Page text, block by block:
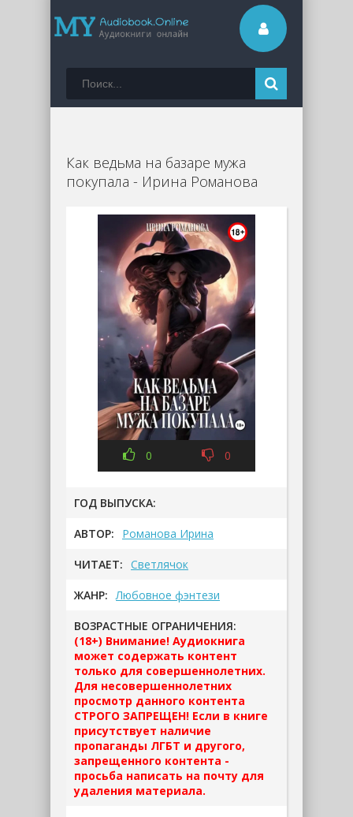
Как ведьма на базаре мужа
покупала - Ирина Романова
0 0
ГОД ВЫПУСКА:
АВТОР: Романова Ирина
ЧИТАЕТ: Светлячок
ЖАНР: Любовное фэнтези
ВОЗРАСТНЫЕ ОГРАНИЧЕНИЯ:
(18+) Внимание! Аудиокнига
может содержать контент
только для совершеннолетних.
Для несовершеннолетних
просмотр данного контента
СТРОГО ЗАПРЕЩЕН! Если в книге
присутствует наличие
пропаганды ЛГБТ и другого,
запрещенного контента -
просьба написать на почту для
удаления материала.